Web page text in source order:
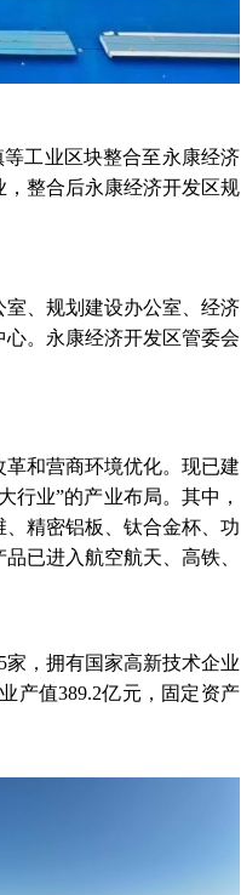
工业区块整合至永康经济
整合后永康经济开发区规
、规划建设办公室、经济
。永康经济开发区管委会
和营商环境优化。现已建
行业”的产业布局。其中，
精密铝板、钛合金杯、功
已进入航空航天、高铁、
家，拥有国家高新技术企业
产值389.2亿元，固定资产